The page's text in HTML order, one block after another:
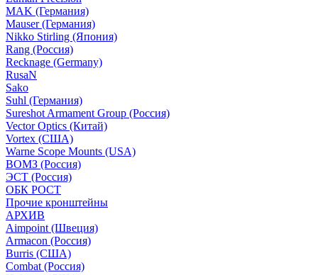
MAK (Германия)
Mauser (Германия)
Nikko Stirling (Япония)
Rang (Россия)
Recknage (Germany)
RusaN
Sako
Suhl (Германия)
Sureshot Armament Group (Россия)
Vector Optics (Китай)
Vortex (США)
Warne Scope Mounts (USA)
ВОМЗ (Россия)
ЭСТ (Россия)
ОБК РОСТ
Прочие кронштейны
АРХИВ
Aimpoint (Швеция)
Armacon (Россия)
Burris (США)
Combat (Россия)